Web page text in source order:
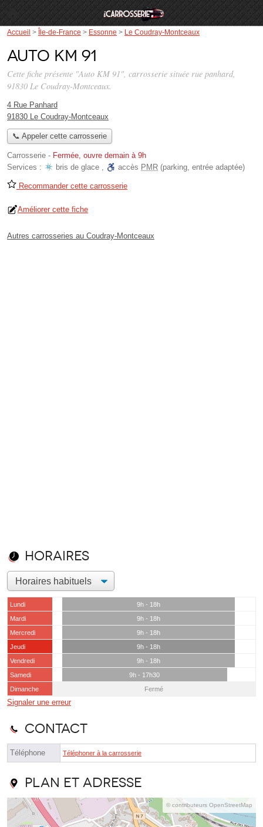
Accueil > Île-de-France > Essonne > Le Coudray-Montceaux
Auto KM 91
Cette fiche présente "Auto KM 91", carrosserie située rue panhard,
91830 Le Coudray-Montceaux.
4 Rue Panhard
91830 Le Coudray-Montceaux
📞 Appeler cette carrosserie
Carrosserie - Fermée, ouvre demain à 9h
Services :
bris de glace , accès PMR (parking, entrée adaptée)
Recommander cette carrosserie
Améliorer cette fiche
Autres carrosseries au Coudray-Montceaux
Horaires
Lundi
9h - 18h
Mardi
9h - 18h
Mercredi
9h - 18h
Jeudi
9h - 18h
Vendredi
9h - 18h
Samedi
9h - 17h30
Dimanche
Fermé
Signaler une erreur
Contact
Téléphone Téléphoner à la carrosserie
Plan et adresse
© contributeurs OpenStreetMap